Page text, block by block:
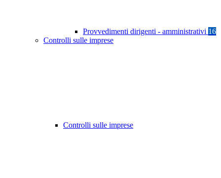
Provvedimenti dirigenti - amministrativi 16
Controlli sulle imprese
Controlli sulle imprese